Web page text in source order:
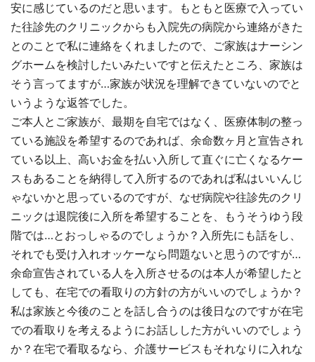
安に感じているのだと思います。もともと医療で入ってい
た往診先のクリニックからも入院先の病院から連絡がきた
とのことで私に連絡をくれましたので、ご家族はナーシン
グホームを検討したいみたいですと伝えたところ、家族は
そう言ってますが…家族が状況を理解できていないのでと
いうような返答でした。
ご本人とご家族が、最期を自宅ではなく、医療体制の整っ
ている施設を希望するのであれば、余命数ヶ月と宣告され
ている以上、高いお金を払い入所して直ぐに亡くなるケー
スもあることを納得して入所するのであれば私はいいんじ
ゃないかと思っているのですが、なぜ病院や往診先のクリ
ニックは退院後に入所を希望することを、もうそうゆう段
階では…とおっしゃるのでしょうか？入所先にも話をし、
それでも受け入れオッケーなら問題ないと思うのですが…
余命宣告されている人を入所させるのは本人が希望したと
しても、在宅での看取りの方針の方がいいのでしょうか？
私は家族と今後のことを話し合うのは後日なのですが在宅
での看取りを考えるようにお話しした方がいいのでしょう
か？在宅で看取るなら、介護サービスもそれなりに入れな